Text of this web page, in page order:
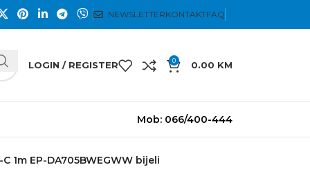
NEWSLETTERKONTAKTFAQ
LOGIN / REGISTER 0 0.00 KM
Mob: 066/400-444
1m EP-DA705BWEGWW bijeli